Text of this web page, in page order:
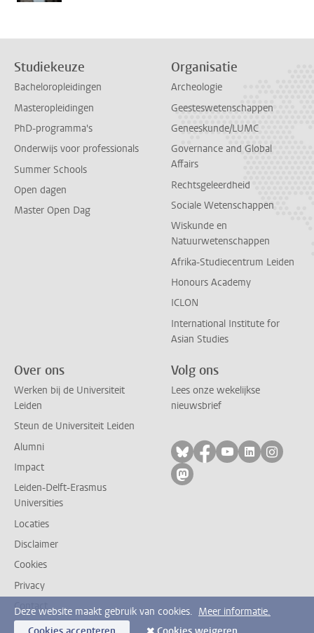
Studiekeuze
Bacheloropleidingen
Masteropleidingen
PhD-programma's
Onderwijs voor professionals
Summer Schools
Open dagen
Master Open Dag
Organisatie
Archeologie
Geesteswetenschappen
Geneeskunde/LUMC
Governance and Global
Affairs
Rechtsgeleerdheid
Sociale Wetenschappen
Wiskunde en
Natuurwetenschappen
Afrika-Studiecentrum Leiden
Honours Academy
ICLON
International Institute for
Asian Studies
Over ons
Werken bij de Universiteit
Leiden
Steun de Universiteit Leiden
Alumni
Impact
Leiden-Delft-Erasmus
Universities
Locaties
Disclaimer
Cookies
Privacy
Contact
Volg ons
Lees onze wekelijkse
nieuwsbrief
Volg ons op bluesky
Volg ons op
Volg ons op
Volg ons
Volg
Volg ons op mastodon
Deze website maakt gebruik van cookies. Meer informatie.